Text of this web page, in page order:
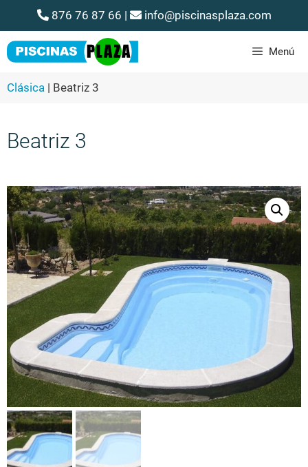
876 76 87 66 | info@piscinasplaza.com
Menú
Clásica | Beatriz 3
Beatriz 3